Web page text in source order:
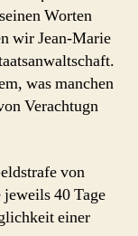
Worten
wir Jean-Marie
was manchen
Verachtugn
von
40 Tage
einer